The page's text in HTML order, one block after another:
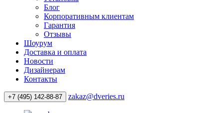
Блог
Корпоративным клиентам
Гарантия
Отзывы
Шоурум
Доставка и оплата
Новости
Дизайнерам
Контакты
+7 (495) 142-88-87 zakaz@dveries.ru